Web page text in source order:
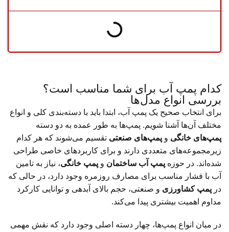
کدام پمپ آب برای شما مناسب است؟
بررسی انواع مدل‌ها
برای انتخاب صحیح یک پمپ آب، ابتدا باید با دسته‌بندی کلی و انواع
مختلف آن‌ها آشنا شویم. پمپ‌ها به طور عمده به دو دسته
پمپ‌های خانگی و پمپ‌های صنعتی تقسیم می‌شوند که هر کدام
زیرمجموعه‌های متعددی دارند و برای کاربردهای خاصی طراحی
شده‌اند. در حوزه پمپ آب ساختمان و پمپ خانگی، نیاز به تامین
آب با فشار مناسب برای مصارف روزمره وجود دارد، در حالی که
در پمپ کشاورزی و صنعتی، حجم بالای آبدهی و توانایی کارکرد
مداوم اهمیت بیشتری پیدا می‌کند.
در میان انواع پمپ‌ها، چهار دسته اصلی وجود دارد که نقش مهمی